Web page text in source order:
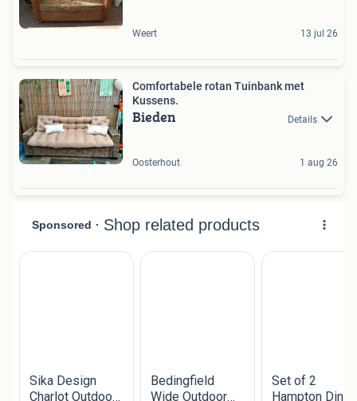
Weert 13 jul 26
Comfortabele rotan Tuinbank met
Kussens.
Bieden Details
Oosterhout 1 aug 26